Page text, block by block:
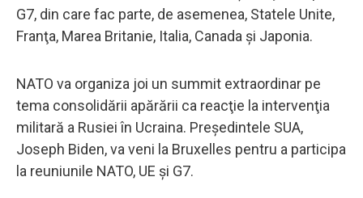
G7, din care fac parte, de asemenea, Statele Unite,
Franţa, Marea Britanie, Italia, Canada şi Japonia.
NATO va organiza joi un summit extraordinar pe
tema consolidării apărării ca reacţie la intervenţia
militară a Rusiei în Ucraina. Preşedintele SUA,
Joseph Biden, va veni la Bruxelles pentru a participa
la reuniunile NATO, UE şi G7.